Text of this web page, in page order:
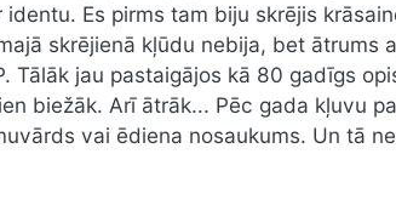
Es pirms tam biju skrējis
skrējienā kļūdu nebija, bet ātrums
jau pastaigājos kā 80 gadīgs
biežāk. Arī ātrāk... Pēc gada kļuvu
vai ēdiena nosaukums. Un tā